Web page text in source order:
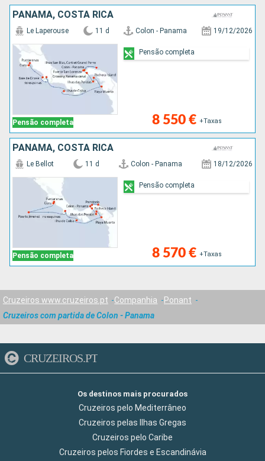
PANAMA, COSTA RICA
Pensão completa
Le Laperouse 11 d Colon - Panama 19/12/2026
8 550 € +Taxas
Pensão completa
PANAMA, COSTA RICA
Pensão completa
Le Bellot 11 d Colon - Panama 18/12/2026
8 570 € +Taxas
Pensão completa
Cruzeiros www.cruzeiros.pt Companhia
Ponant
Cruzeiros com partida de Colon - Panama
CRUZEIROS.PT
Os destinos mais procurados
Cruzeiros pelo Mediterrâneo
Cruzeiros pelas Ilhas Gregas
Cruzeiros pelo Caribe
Cruzeiros pelos Fiordes e Escandinávia